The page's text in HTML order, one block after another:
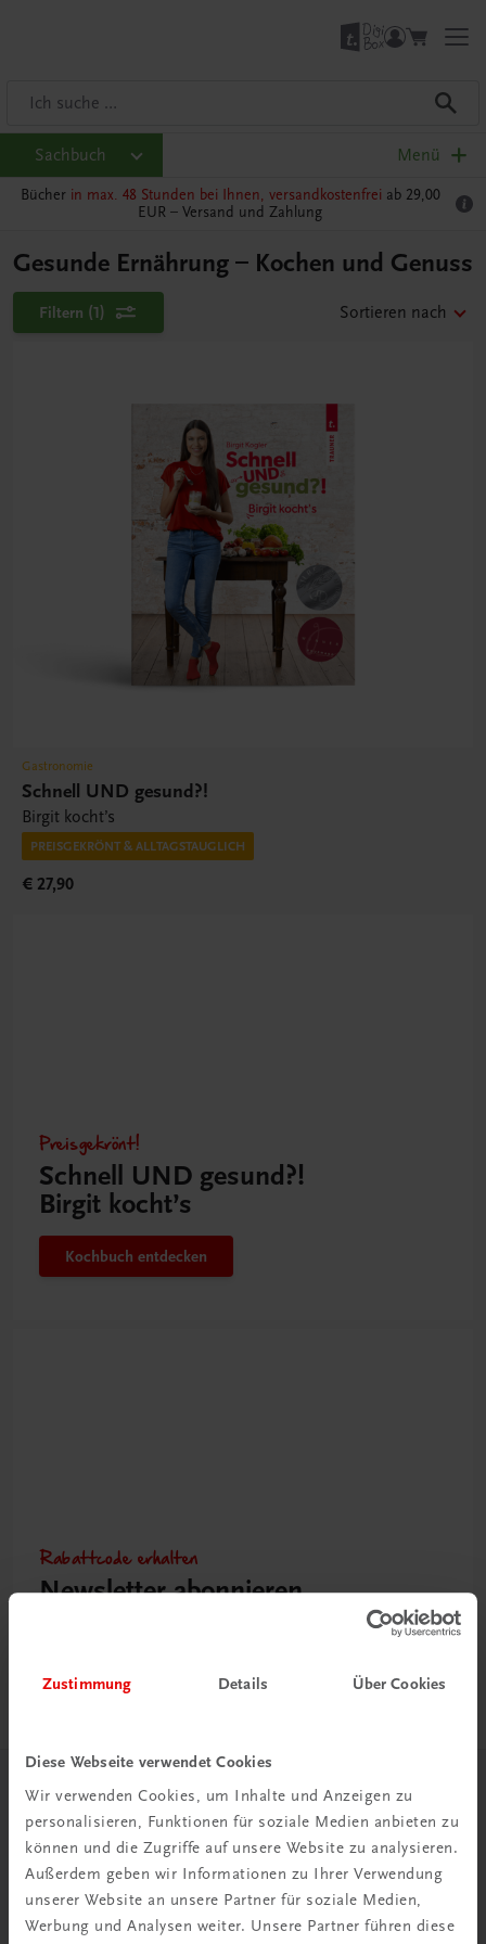
Zustimmung Details Über Cookies
Diese Webseite verwendet Cookies
Wir verwenden Cookies, um Inhalte und Anzeigen zu
personalisieren, Funktionen für soziale Medien anbieten zu
können und die Zugriffe auf unsere Website zu analysieren.
Außerdem geben wir Informationen zu Ihrer Verwendung
unserer Website an unsere Partner für soziale Medien,
Werbung und Analysen weiter. Unsere Partner führen diese
Sachbuch Menü
Bücher in max. 48 Stunden bei Ihnen, versandkostenfrei ab 29,00
EUR – Versand und Zahlung
Gesunde Ernährung – Kochen und Genuss
Filtern (1) Sortieren nach
Gastronomie
Schnell UND gesund?!
Birgit kocht’s
PREISGEKRÖNT & ALLTAGSTAUGLICH
€ 27,90
Preisgekrönt!
Schnell UND gesund?!
Birgit kocht’s
Kochbuch entdecken
Rabattcode erhalten
Newsletter abonnieren
Herzlich willkommen bei TRAUNER!